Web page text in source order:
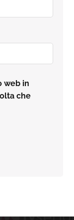
web in
che